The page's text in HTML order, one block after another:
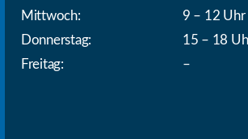
Mittwoch:
Donnerstag:
Freitag:
9 – 12 Uhr
15 – 18
–